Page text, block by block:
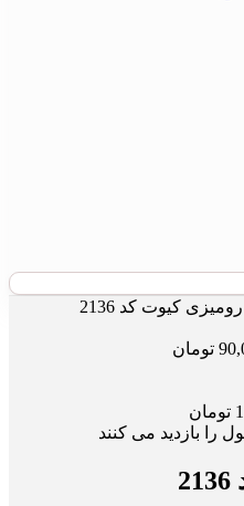
کیوت کد 2136
تومان
تومان
را بازدید می کنند